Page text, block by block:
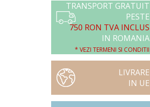
TRANSPORT GRATUIT
PESTE
750 RON TVA INCLUS
IN ROMANIA
* VEZI TERMENI SI CONDITII
LIVRARE
IN UE